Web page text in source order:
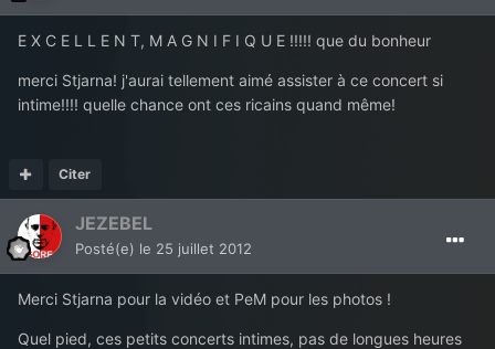
E X C E L L E N T, M A G N I F I Q U E !!!!! que du bonheur
merci Stjarna! j'aurai tellement aimé assister à ce concert si
intime!!!! quelle chance ont ces ricains quand même!
Citer
JEZEBEL
Posté(e) le 25 juillet 2012
Merci Stjarna pour la vidéo et PeM pour les photos !
Quel pied, ces petits concerts intimes, pas de longues heures